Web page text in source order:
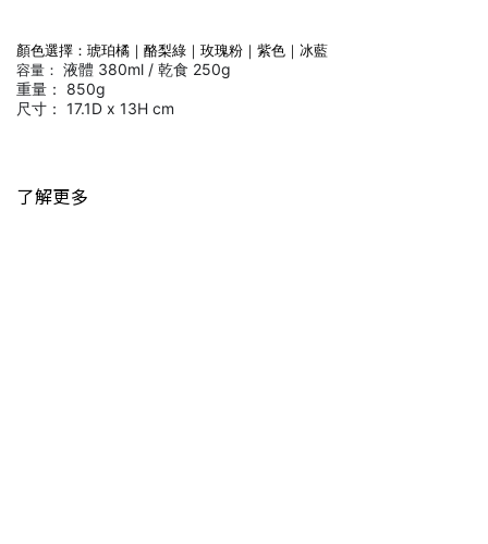
顏色選擇：琥珀橘｜酪梨綠｜玫瑰粉｜紫色｜冰藍
容量： 液體 380ml / 乾食 250g
重量： 850g
尺寸： 17.1D x 13H cm
了解更多